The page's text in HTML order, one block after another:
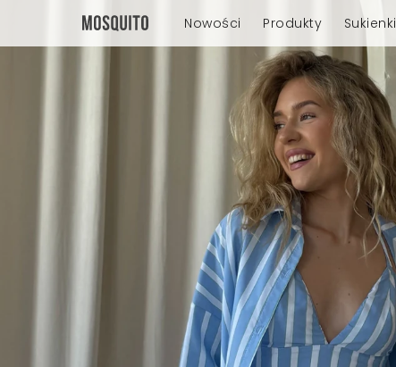
Nowości Produkty Sukienki